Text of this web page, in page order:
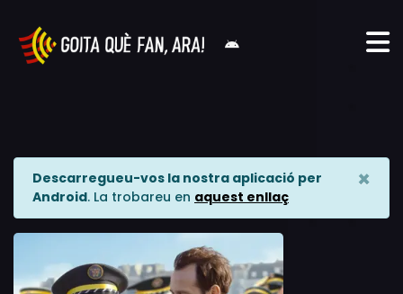
Descarregueu-vos la nostra aplicació per
Android. La trobareu en aquest enllaç
×